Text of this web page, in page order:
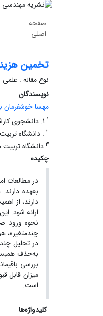
صفحه
اصلی
تخمین
نوع مقاله :
نویسندگان
مهسا خوشفرمان
1
2 . دانشگاه
3 دانشگاه
چکیده
در مطالعات
بعهده
دارند، از
ارائه شود.
نحوه ورود
چندمتغیره،
در تحلیل
به‌حذف
میزان قابل
است.
کلیدواژه‌ها